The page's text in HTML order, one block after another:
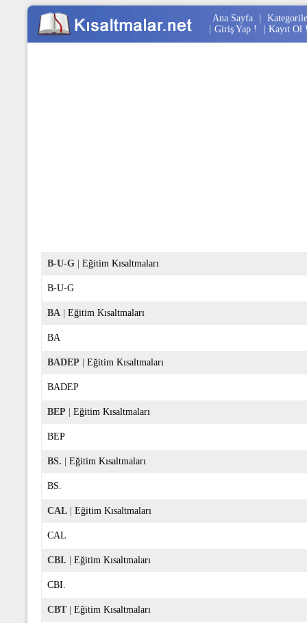
Ana Sayfa
Giriş Yap ! Kayıt Ol
B-U-G Eğitim Kısaltmaları
B-U-G
BA Eğitim Kısaltmaları
BA
BADEP Eğitim Kısaltmaları
BADEP
BEP Eğitim Kısaltmaları
BEP
BS. Eğitim Kısaltmaları
BS.
CAL Eğitim Kısaltmaları
CAL
CBI. Eğitim Kısaltmaları
CBI.
CBT| Eğitim Kısaltmaları